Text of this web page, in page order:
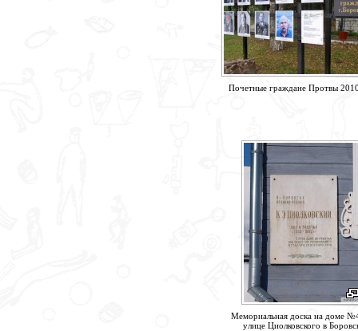
Почетные граждане Протвы
Мемориальная доска на доме
улице Циолковского в